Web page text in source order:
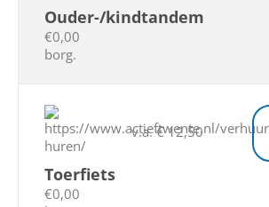
Ouder-/kindtandem
€0,00
borg.
Toerfiets
€0,00
v.a. € 12,50